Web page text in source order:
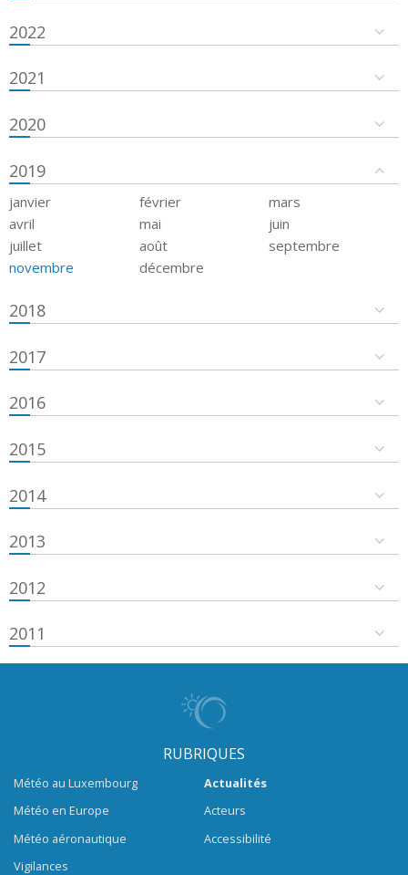
2022
2021
2020
2019
janvier février
mars
avril
mai
juin
juillet
août
septembre
novembre
décembre
2018
2017
2016
2015
2014
2013
2012
2011
RUBRIQUES
Météo au Luxembourg
Météo en Europe
Météo aéronautique
Vigilances
Actualités
Acteurs
Accessibilité